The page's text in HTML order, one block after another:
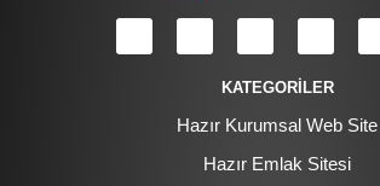
KATEGORİLER
Hazır Kurumsal Web Site
Hazır Emlak Sitesi